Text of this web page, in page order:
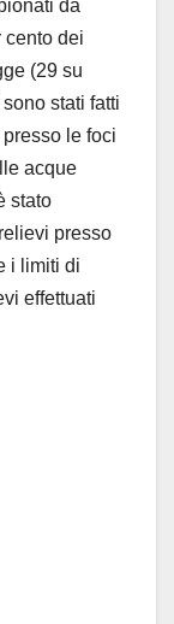
da
cento dei
(29 su
stati fatti
le foci
acque
stato
presso
i limiti di
effettuati